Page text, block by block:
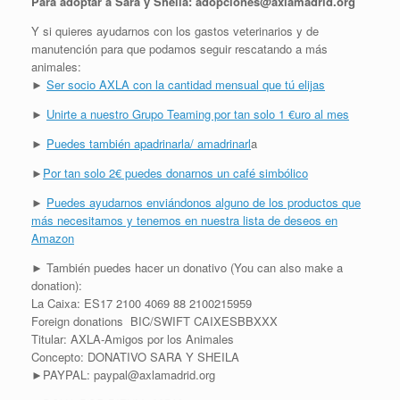
Y si quieres ayudarnos con los gastos veterinarios y de
manutención para que podamos seguir rescatando a más
animales:
► Ser socio AXLA con la cantidad mensual que tú elijas
► Unirte a nuestro Grupo Teaming por tan solo 1 €uro al mes
► Puedes también apadrinarla/ amadrinarla
► Por tan solo 2€ puedes donarnos un café simbólico
► Puedes ayudarnos enviándonos alguno de los productos que
más necesitamos y tenemos en nuestra lista de deseos en
Amazon
► También puedes hacer un donativo (You can also make a
donation):
La Caixa: ES17 2100 4069 88 2100215959
Foreign donations BIC/SWIFT CAIXESBBXXX
Titular: AXLA-Amigos por los Animales
Concepto: DONATIVO SARA Y SHEILA
►PAYPAL: paypal@axlamadrid.org